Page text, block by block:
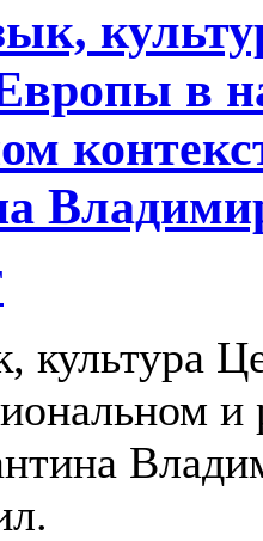
в
культура
и